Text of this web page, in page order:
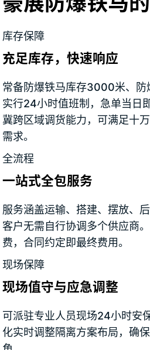
库存保障
充足库存，快速响应
常备防爆铁马库存3000米、
实行24小时值班制，急单当日
冀跨区域调货能力，可满足十
需求。
全流程
一站式全包服务
服务涵盖运输、搭建、摆放、
客户无需自行协调多个供应商
费，合同约定即最终费用。
现场保障
现场值守与应急调整
可派驻专业人员现场24小时安
化实时调整隔离方案布局，确